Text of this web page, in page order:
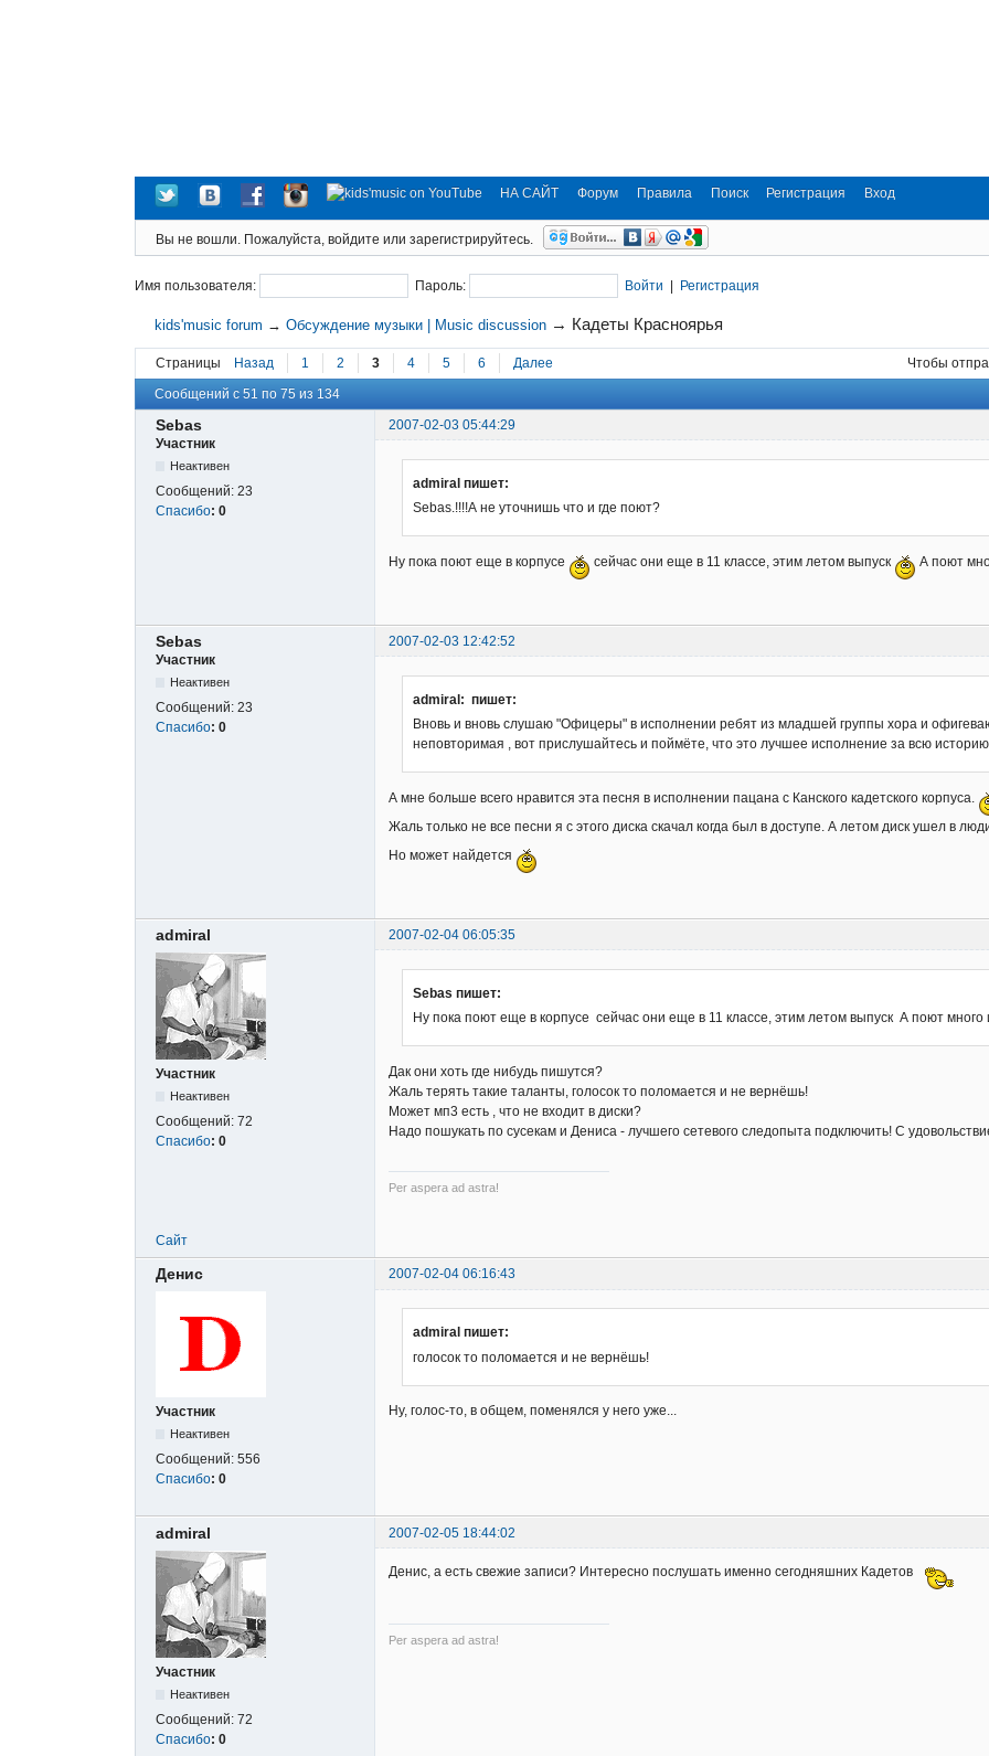
НА САЙТ Форум Правила Поиск Регистрация Вход
Вы не вошли. Пожалуйста, войдите или зарегистрируйтесь.
Имя пользователя: Пароль: Войти | Регистрация
kids'music forum →Обсуждение музыки | Music discussion → Кадеты Красноярья
Страницы Назад 1 2 3 4 5 6 Далее Чтобы
Сообщений с 51 по 75 из 134
Sebas
2007-02-03 05:44:29
Участник
Неактивен
Сообщений: 23
Спасибо: 0
admiral пишет:
Sebas.!!!!А не уточнишь что и где поют?
Ну пока поют еще в корпусе сейчас они еще в 11 классе, этим летом выпуск А поют
Sebas
2007-02-03 12:42:52
Участник
Неактивен
Сообщений: 23
Спасибо: 0
admiral: пишет:
Вновь и вновь слушаю "Офицеры" в исполнении ребят из младшей группы хора и
неповторимая , вот прислушайтесь и поймёте, что это лучшее исполнение за всю
А мне больше всего нравится эта песня в исполнении пацана с Канского кадетского корпуса.
Жаль только не все песни я с этого диска скачал когда был в доступе. А летом диск ушел в
Но может найдется
admiral 2007-02-04 06:05:35
Участник
Неактивен
Сообщений: 72
Спасибо: 0
Sebas пишет:
Ну пока поют еще в корпусе сейчас они еще в 11 классе, этим летом выпуск А поют много
Дак они хоть где нибудь пишутся?
Жаль терять такие таланты, голосок то поломается и не вернёшь!
Может мп3 есть , что не входит в диски?
Надо пошукать по сусекам и Дениса - лучшего сетевого следопыта подключить! С
Per aspera ad astra!
Сайт
Денис 2007-02-04 06:16:43
Участник
Неактивен
Сообщений: 556
Спасибо: 0
admiral пишет:
голосок то поломается и не вернёшь!
Ну, голос-то, в общем, поменялся у него уже...
admiral 2007-02-05 18:44:02
Участник
Неактивен
Сообщений: 72
Спасибо: 0
Денис, а есть свежие записи? Интересно послушать именно сегодняшних Кадетов
Per aspera ad astra!